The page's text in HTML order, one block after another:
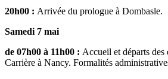
20h00 : Arrivée du prologue à Dombasle.
Samedi 7 mai
de 07h00 à 11h00 : Accueil et départs des
Carrière à Nancy. Formalités